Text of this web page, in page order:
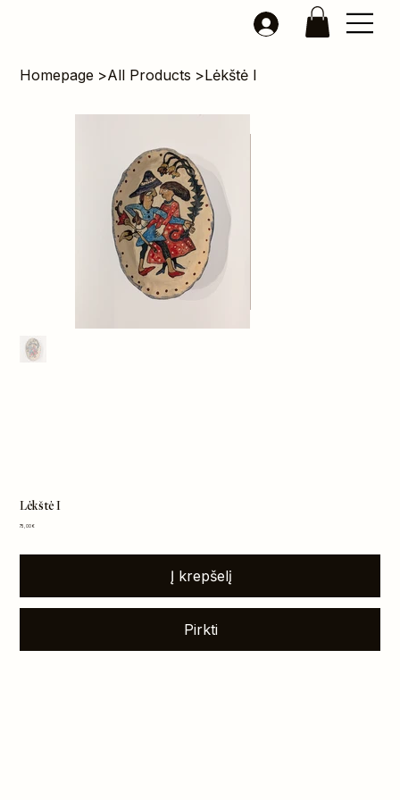
Homepage >All Products >Lėkštė I
Lėkštė I
Kaina
75,00 €
Į krepšelį
Pirkti